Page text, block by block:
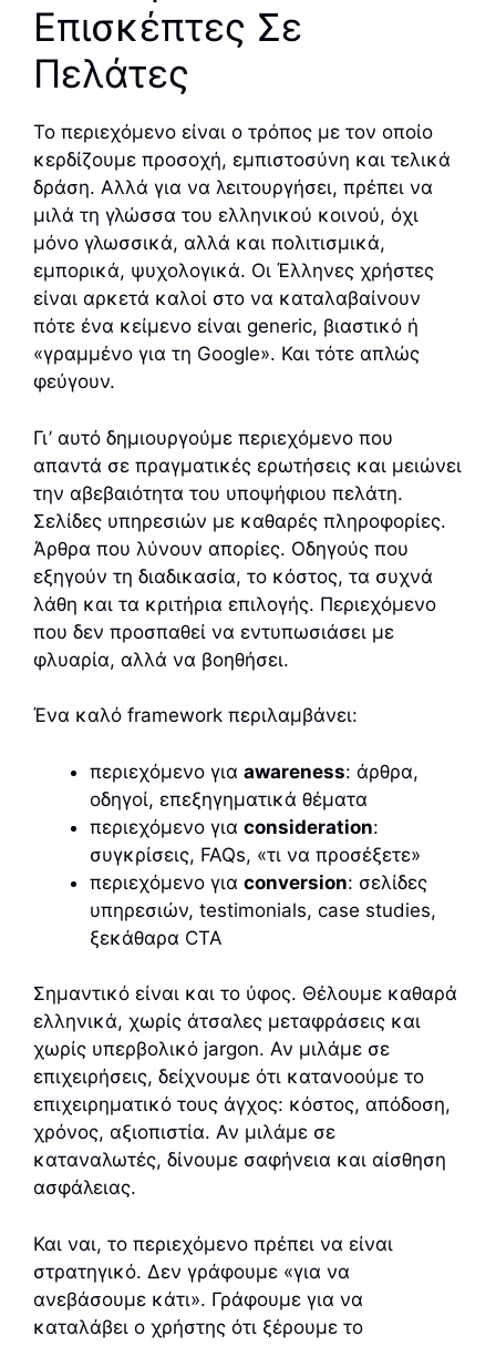
Επισκέπτες Σε
Πελάτες
Το περιεχόμενο είναι ο τρόπος με τον οποίο
κερδίζουμε προσοχή, εμπιστοσύνη και τελικά
δράση. Αλλά για να λειτουργήσει, πρέπει να
μιλά τη γλώσσα του ελληνικού κοινού, όχι
μόνο γλωσσικά, αλλά και πολιτισμικά,
εμπορικά, ψυχολογικά. Οι Έλληνες χρήστες
είναι αρκετά καλοί στο να καταλαβαίνουν
πότε ένα κείμενο είναι generic, βιαστικό ή
«γραμμένο για τη Google». Και τότε απλώς
φεύγουν.
Γι’ αυτό δημιουργούμε περιεχόμενο που
απαντά σε πραγματικές ερωτήσεις και μειώνει
την αβεβαιότητα του υποψήφιου πελάτη.
Σελίδες υπηρεσιών με καθαρές πληροφορίες.
Άρθρα που λύνουν απορίες. Οδηγούς που
εξηγούν τη διαδικασία, το κόστος, τα συχνά
λάθη και τα κριτήρια επιλογής. Περιεχόμενο
που δεν προσπαθεί να εντυπωσιάσει με
φλυαρία, αλλά να βοηθήσει.
Ένα καλό framework περιλαμβάνει:
περιεχόμενο για awareness: άρθρα,
οδηγοί, επεξηγηματικά θέματα
περιεχόμενο για consideration:
συγκρίσεις, FAQs, «τι να προσέξετε»
περιεχόμενο για conversion: σελίδες
υπηρεσιών, testimonials, case studies,
ξεκάθαρα CTA
Σημαντικό είναι και το ύφος. Θέλουμε καθαρά
ελληνικά, χωρίς άτσαλες μεταφράσεις και
χωρίς υπερβολικό jargon. Αν μιλάμε σε
επιχειρήσεις, δείχνουμε ότι κατανοούμε το
επιχειρηματικό τους άγχος: κόστος, απόδοση,
χρόνος, αξιοπιστία. Αν μιλάμε σε
καταναλωτές, δίνουμε σαφήνεια και αίσθηση
ασφάλειας.
Και ναι, το περιεχόμενο πρέπει να είναι
στρατηγικό. Δεν γράφουμε «για να
ανεβάσουμε κάτι». Γράφουμε για να
καταλάβει ο χρήστης ότι ξέρουμε το